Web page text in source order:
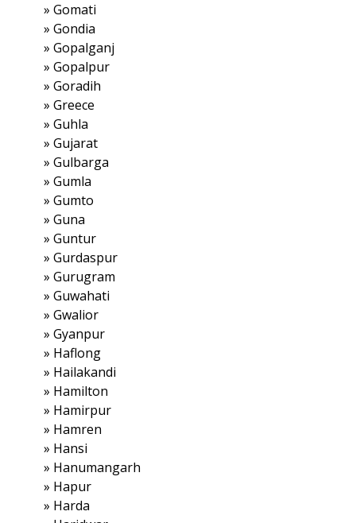
» Gomati
» Gondia
» Gopalganj
» Gopalpur
» Goradih
» Greece
» Guhla
» Gujarat
» Gulbarga
» Gumla
» Gumto
» Guna
» Guntur
» Gurdaspur
» Gurugram
» Guwahati
» Gwalior
» Gyanpur
» Haflong
» Hailakandi
» Hamilton
» Hamirpur
» Hamren
» Hansi
» Hanumangarh
» Hapur
» Harda